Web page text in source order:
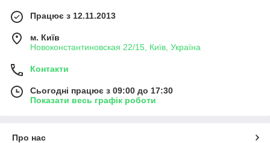
Працює з 12.11.2013
м. Київ
Новоконстантиновская 22/15, Київ, Україна
Контакти
Сьогодні працює з 09:00 до 17:30
Показати весь графік роботи
Про нас